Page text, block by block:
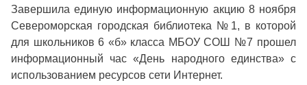
Завершила единую информационную акцию 8 ноября
Североморская городская библиотека №1, в которой
для школьников 6 «б» класса МБОУ СОШ №7 прошел
информационный час «День народного единства» с
использованием ресурсов сети Интернет.